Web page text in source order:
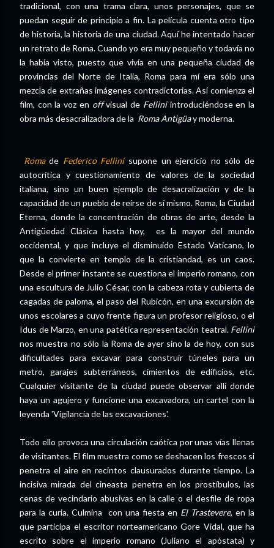
tradicional, con una trama clara, unos personajes, que se
puedan seguir de principio a fin. La película cuenta otro tipo
de historia, la historia de una ciudad. Aquí he intentado hacer
un retrato de Roma. Cuando yo era muy pequeño y todavía no
la había visto, puesto que vivía en una pequeña ciudad de
provincias del Norte de Italia, Roma para mí era sólo una
mezcla de extrañas imágenes contradictorias. Así comienza el
film, con la voz en offvisual de Felliniintroduciéndose en la
obra más desacralizadora de la Roma Antigüay moderna.
Romade Federico Fellini supone un ejercicio no sólo de
autocrítica y cuestionamiento de valores de la sociedad
italiana, sino un buen ejemplo de desacralización y de la
capacidad de un pueblo de reírse de sí mismo. Roma, la Ciudad
Eterna, donde la concentración de obras de arte, desde la
Antigüedad Clásica hasta hoy, es la mayor del mundo
occidental, y que incluye el disminuido Estado Vaticano, lo
que la convierte en templo de la cristiandad, es un caos.
Desde el primer instante se cuestiona el imperio romano, con
una escultura de Julio César, con la cabeza rota y cubierta de
cagadas de paloma, el paso del Rubicón, en una excursión de
unos escolares a cuyo frente figura un profesor religioso, o el
Idus de Marzo, en una patética representación teatral. Fellini
nos muestra no sólo la Roma de ayer sino la de hoy, con sus
dificultades para excavar para construir túneles para un
metro, garajes subterráneos, cimientos de edificios, etc.
Cualquier visitante de la ciudad puede observar allí donde
haya un agujero y funcione una excavadora, un cartel con la
leyenda 'Vigilancia de las excavaciones'.
Todo ello provoca una circulación caótica por unas vías llenas
de visitantes. El film muestra como se deshacen los frescos si
penetra el aire en recintos clausurados durante tiempo. La
incisiva mirada del cineasta penetra en los prostíbulos, las
cenas de vecindario abusivas en la calle o el desfile de ropa
para la curia. Culmina con una fiesta en El Trastevere, en la
que participa el escritor norteamericano Gore Vidal, que ha
escrito sobre el imperio romano (Juliano el apóstata) y